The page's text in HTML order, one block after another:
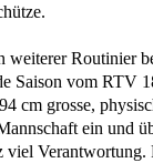
weiterer Routinier
Saison vom RTV
cm grosse,
ein und
viel Verantwortung.